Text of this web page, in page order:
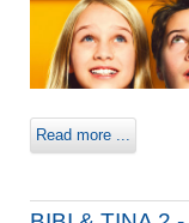
Read more ...